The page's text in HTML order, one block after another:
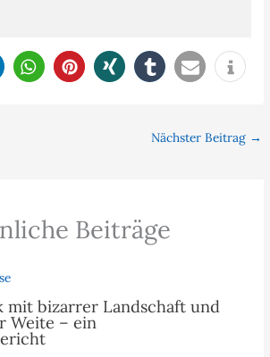
Nächster Beitrag →
Beiträge
mit bizarrer Landschaft und
Weite – ein